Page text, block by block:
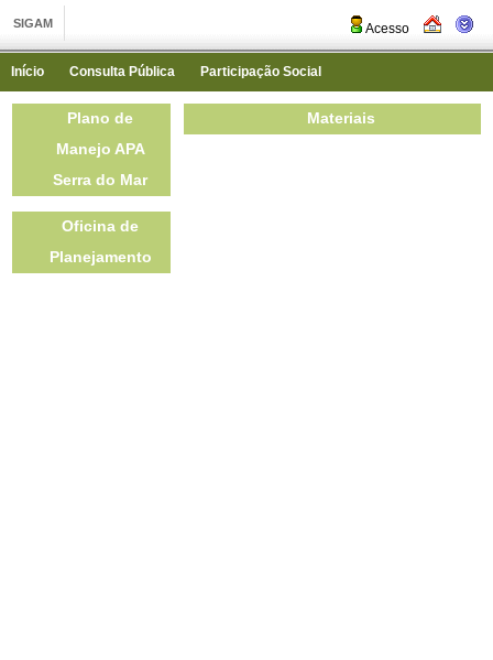
Acesso
Início Consulta Pública Participação Social
Plano de
Manejo APA
Serra do Mar
Oficina de
Planejamento
Materiais